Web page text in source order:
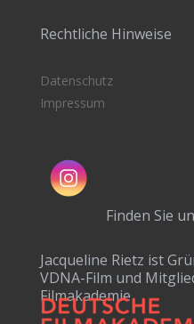
Rechtliche Hinweise
Datenschutz
Impressum
Finden Sie
Jacqueline Rietz ist
VDNA-Film und
Filmakademie